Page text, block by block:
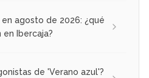
agosto de 2026: ¿qué
Ibercaja?
de 'Verano azul'?